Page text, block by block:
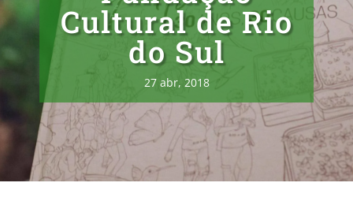
Cultural de Rio
do Sul
27 abr, 2018